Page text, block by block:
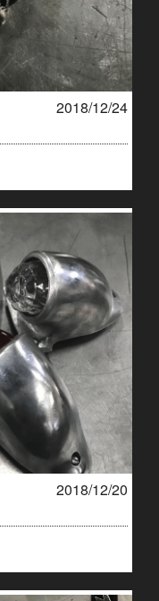
2018/12/24
2018/12/20